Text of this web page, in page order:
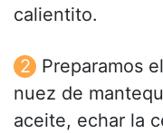
calientito.
Preparamos
nuez de
aceite, echar la